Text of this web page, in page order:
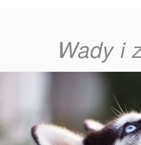
Wady i